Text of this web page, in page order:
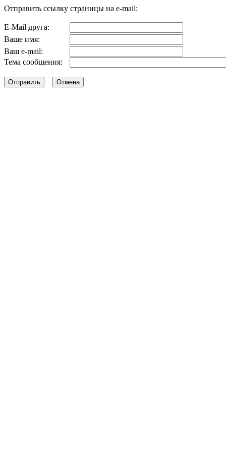
Отправить ссылку страницы на e-mail:
E-Mail друга:
Ваше имя:
Ваш e-mail:
Тема сообщения: